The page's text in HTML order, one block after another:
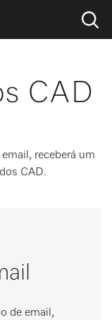
CAD
receberá um
CAD.
de email,